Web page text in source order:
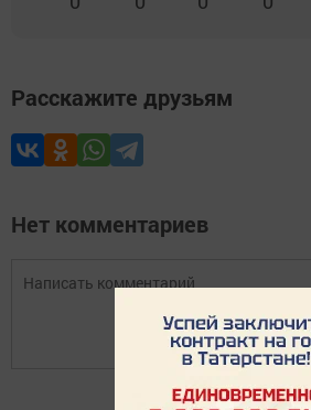
Расскажите друзьям
Нет комментариев